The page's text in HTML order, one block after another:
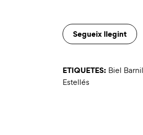
Segueix llegint
ETIQUETES: Biel
Estellés